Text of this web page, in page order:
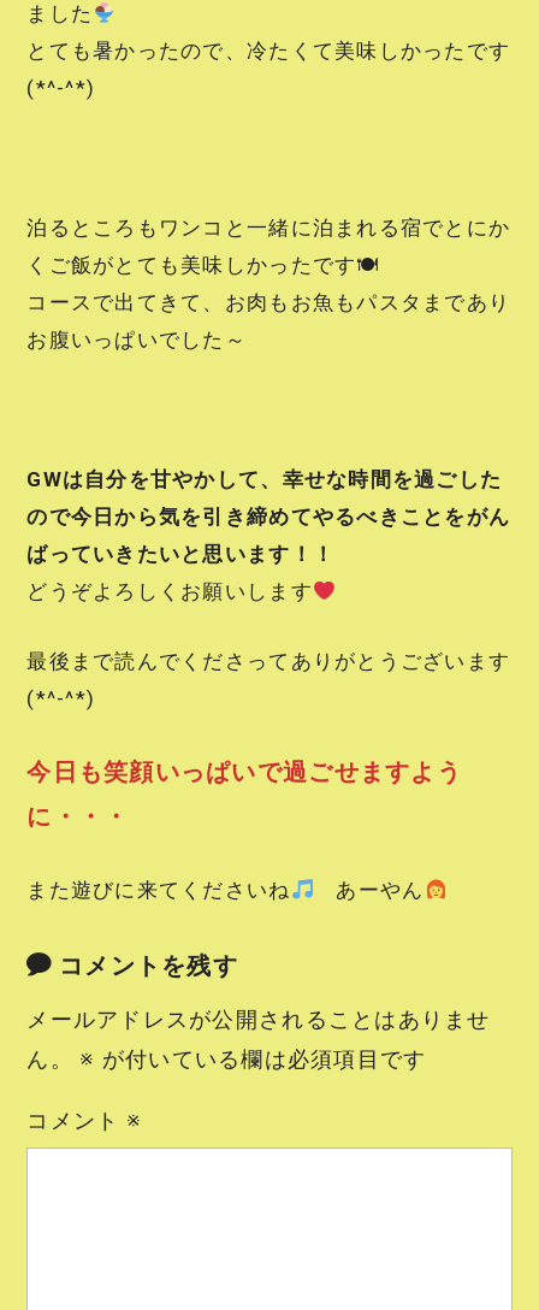
ました
とても暑かったので、冷たくて美味しかったです
(*^-^*)
泊るところもワンコと一緒に泊まれる宿でとにか
くご飯がとても美味しかったです🍽
コースで出てきて、お肉もお魚もパスタまであり
お腹いっぱいでした～
GWは自分を甘やかして、幸せな時間を過ごした
ので今日から気を引き締めてやるべきことをがん
ばっていきたいと思います！！
どうぞよろしくお願いします
最後まで読んでくださってありがとうございます
(*^-^*)
今日も笑顔いっぱいで過ごせますよう
に・・・
また遊びに来てくださいね あーやん
コメントを残す
メールアドレスが公開されることはありませ
ん。
※ が付いている欄は必須項目です
コメント ※